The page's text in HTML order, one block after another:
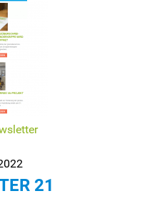
21